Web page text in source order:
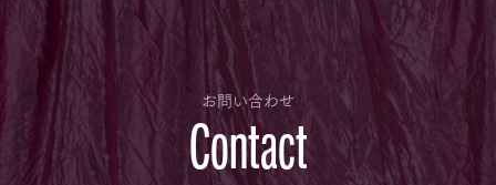
お問い合わせ
Contact